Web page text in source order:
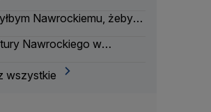
Nawrockiemu, żeby
Nawrockiego w
wszystkie